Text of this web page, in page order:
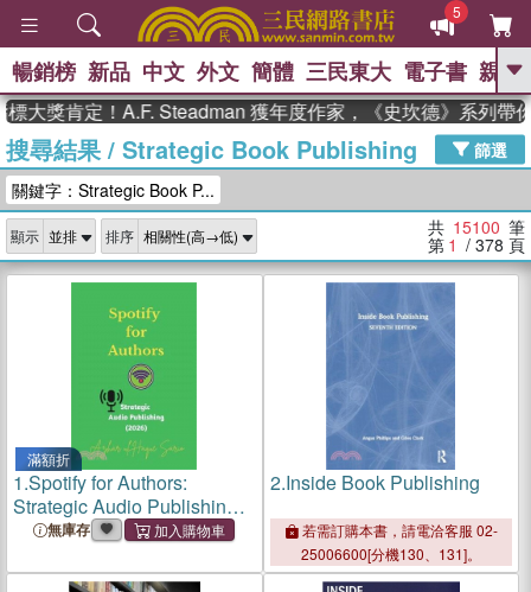
5
GO
熱搜： 東野圭吾 、 The Odyssey 、
父親節 、 如果歷史是一群喵 、 暑期
念華 、 台灣的李登輝時代 、 數學女
孩：黎曼猜想
偉大的迷走神經
暢銷榜 新品 中文 外文 簡體 三民東大 電子書 親子
定！A.F. Steadman 獲年度作家，《史坎德》系列帶你踏上
搜尋結果/ Strategic Book Publishing
篩選
關鍵字：Strategic Book P...
顯示 排序 共 15100 筆
第 1 / 378 頁
滿額折
1.Spotify for Authors:
Strategic Audio Publishing
(2026)無庫存
2.Inside Book Publishing
若需訂購本書，請電洽客服 02-
25006600[分機130、131]。